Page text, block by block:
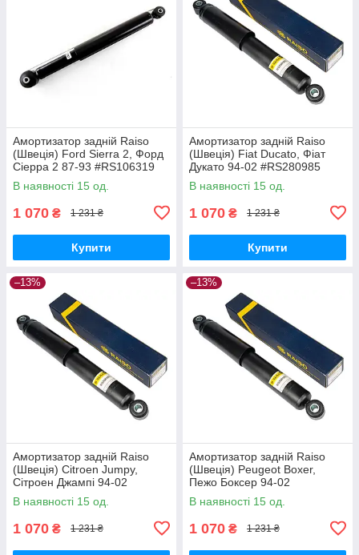
Амортизатор задній Raiso
(Швеція) Ford Sierra 2, Форд
Сіерра 2 87-93 #RS106319
UAORWYI17
В наявності 15 од.
1 070 ₴ 1 231 ₴
Купити
Амортизатор задній Raiso
(Швеція) Fiat Ducato, Фіат
Дукато 94-02 #RS280985
UAKFKVB17
В наявності 15 од.
1 070 ₴ 1 231 ₴
Купити
–13%
Амортизатор задній Raiso
(Швеція) Citroen Jumpy,
Сітроен Джампі 94-02
#RS280985 UAEQFLB17
В наявності 15 од.
1 070 ₴ 1 231 ₴
–13%
Амортизатор задній Raiso
(Швеція) Peugeot Boxer,
Пежо Боксер 94-02
#RS280985 UAKFKVB17
В наявності 15 од.
1 070 ₴ 1 231 ₴